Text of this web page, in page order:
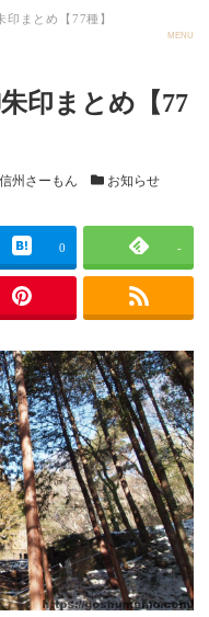
MENU
まとめ【77種】
印まとめ【77
信州さーもん カテゴリー
お知らせ
0 -